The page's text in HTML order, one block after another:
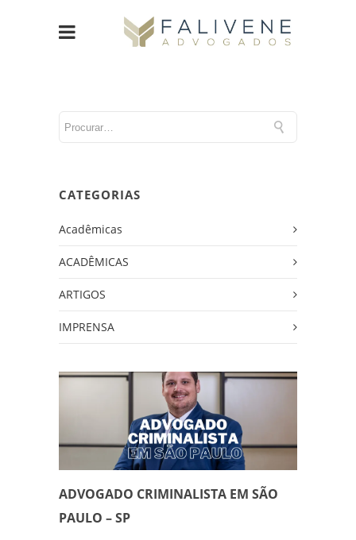
CATEGORIAS
Acadêmicas
ACADÊMICAS
ARTIGOS
IMPRENSA
ADVOGADO CRIMINALISTA EM SÃO
PAULO – SP